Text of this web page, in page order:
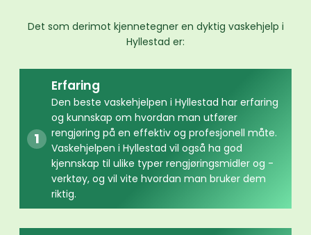
Det som derimot kjennetegner en dyktig vaskehjelp i
Hyllestad er:
Erfaring
Den beste vaskehjelpen i Hyllestad har erfaring
og kunnskap om hvordan man utfører
rengjøring på en effektiv og profesjonell måte.
Vaskehjelpen i Hyllestad vil også ha god
kjennskap til ulike typer rengjøringsmidler og -
verktøy, og vil vite hvordan man bruker dem
riktig.